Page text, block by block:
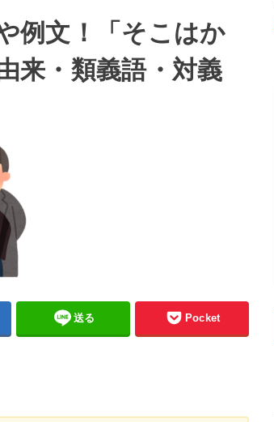
t
例文！「そこはか
来・類義語・対義
送る Pocket